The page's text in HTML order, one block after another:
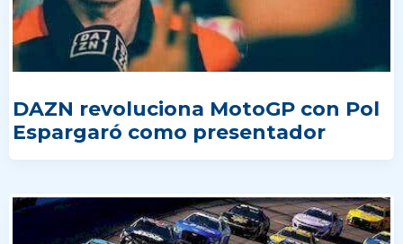
DAZN revoluciona MotoGP con Pol
Espargaró como presentador